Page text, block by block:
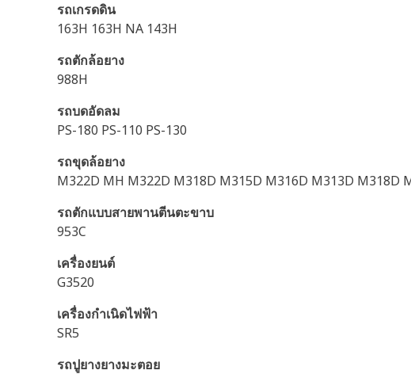
รถเกรดดิน
163H 163H NA 143H
รถตักล้อยาง
988H
รถบดอัดลม
PS-180 PS-110 PS-130
รถขุดล้อยาง
M322D MH M322D M318D M315D M316D M313D M318D
รถตักแบบสายพานตีนตะขาบ
953C
เครื่องยนต์
G3520
เครื่องกำเนิดไฟฟ้า
SR5
รถปูยางยางมะตอย